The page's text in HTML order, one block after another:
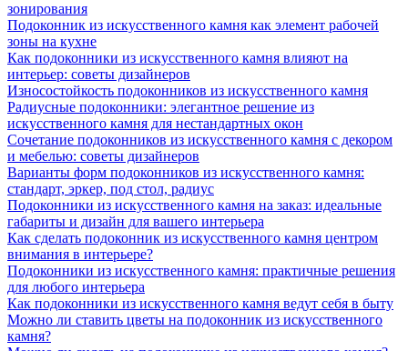
зонирования
Подоконник из искусственного камня как элемент рабочей
зоны на кухне
Как подоконники из искусственного камня влияют на
интерьер: советы дизайнеров
Износостойкость подоконников из искусственного камня
Радиусные подоконники: элегантное решение из
искусственного камня для нестандартных окон
Сочетание подоконников из искусственного камня с декором
и мебелью: советы дизайнеров
Варианты форм подоконников из искусственного камня:
стандарт, эркер, под стол, радиус
Подоконники из искусственного камня на заказ: идеальные
габариты и дизайн для вашего интерьера
Как сделать подоконник из искусственного камня центром
внимания в интерьере?
Подоконники из искусственного камня: практичные решения
для любого интерьера
Как подоконники из искусственного камня ведут себя в быту
Можно ли ставить цветы на подоконник из искусственного
камня?